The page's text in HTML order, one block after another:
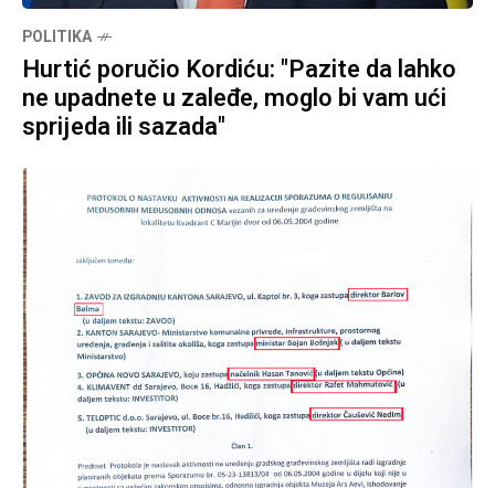
POLITIKA
Hurtić poručio Kordiću: "Pazite da lahko
ne upadnete u zaleđe, moglo bi vam ući
sprijeda ili sazada"